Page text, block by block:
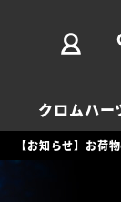
クロムハー
【お知らせ】お荷